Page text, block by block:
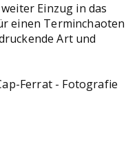
Einzug in das
einen Terminchaoten
Art und